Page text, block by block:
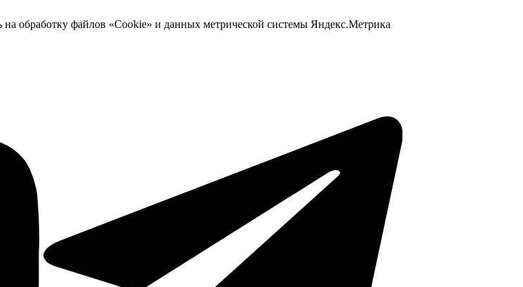
обработку файлов «Cookie» и данных метрической системы Яндекс.Метрика